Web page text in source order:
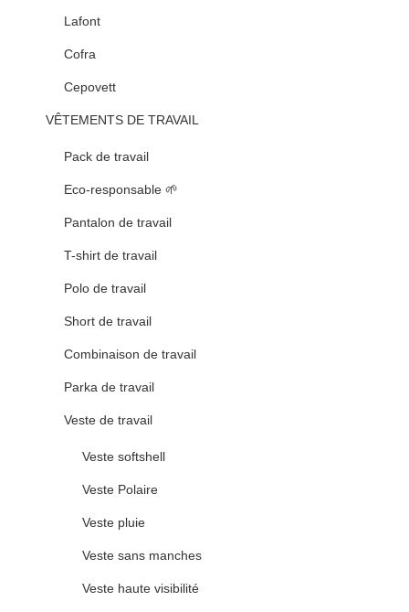
Lafont
Cofra
Cepovett
VÊTEMENTS DE TRAVAIL
Pack de travail
Eco-responsable 🌱
Pantalon de travail
T-shirt de travail
Polo de travail
Short de travail
Combinaison de travail
Parka de travail
Veste de travail
Veste softshell
Veste Polaire
Veste pluie
Veste sans manches
Veste haute visibilité